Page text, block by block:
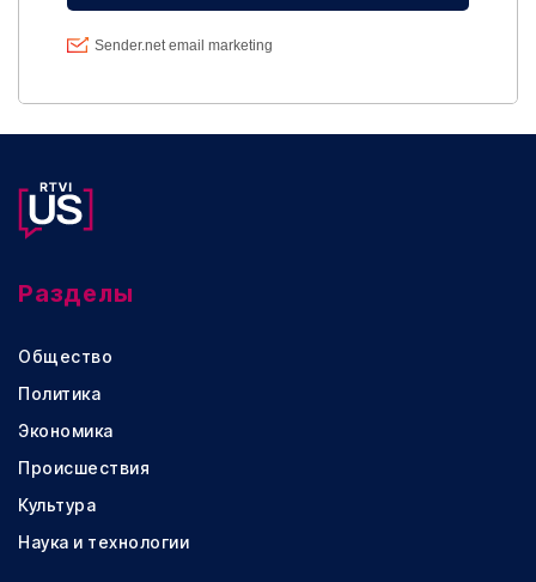
Разделы
Общество
Политика
Экономика
Происшествия
Культура
Наука и технологии